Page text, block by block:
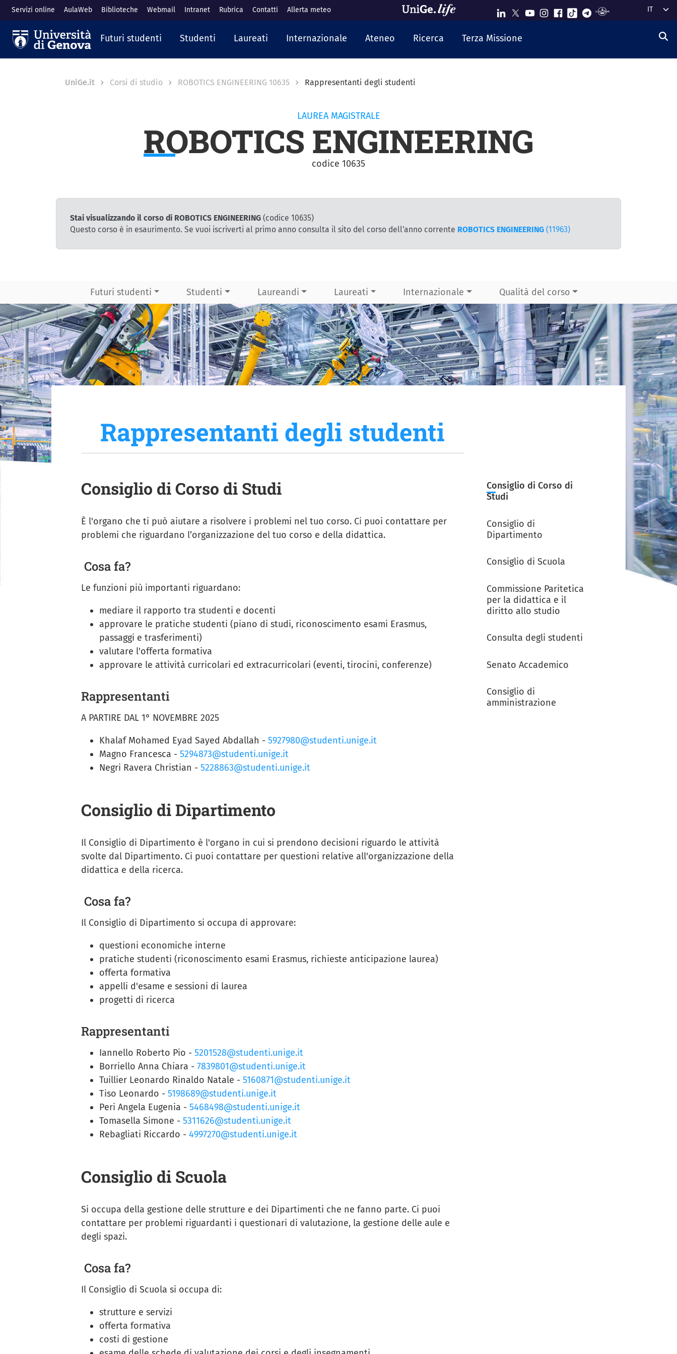
al contenuto principale
Servizi online AulaWeb Biblioteche Webmail Intranet Rubrica Contatti Allerta meteo Select
Navigazione principale
Futuri studenti Studenti Laureati Internazionale Ateneo Ricerca Terza Missione
Breadcrumb
UniGe.it Corsi di studio ROBOTICS ENGINEERING 10635 Rappresentanti degli studenti
LAUREA MAGISTRALE
ROBOTICS ENGINEERING
codice 10635
Stai visualizzando il corso di ROBOTICS ENGINEERING (codice 10635)
Questo corso è in esaurimento. Se vuoi iscriverti al primo anno consulta il sito del corso dell'anno corrente ROBOTICS ENGINEERING (11963)
Futuri studenti Studenti Laureandi Laureati Internazionale Qualità del corso
Rappresentanti degli studenti
Consiglio di Corso di Studi
È l'organo che ti può aiutare a risolvere i problemi nel tuo corso. Ci puoi contattare per
problemi che riguardano l’organizzazione del tuo corso e della didattica.
Cosa fa?
Le funzioni più importanti riguardano:
mediare il rapporto tra studenti e docenti
approvare le pratiche studenti (piano di studi, riconoscimento esami Erasmus,
passaggi e trasferimenti)
valutare l'offerta formativa
approvare le attività curricolari ed extracurricolari (eventi, tirocini, conferenze)
Rappresentanti
A PARTIRE DAL 1° NOVEMBRE 2025
Khalaf Mohamed Eyad Sayed Abdallah - 5927980@studenti.unige.it
Magno Francesca - 5294873@studenti.unige.it
Negri Ravera Christian - 5228863@studenti.unige.it
Consiglio di Dipartimento
Il Consiglio di Dipartimento è l'organo in cui si prendono decisioni riguardo le attività
svolte dal Dipartimento. Ci puoi contattare per questioni relative all'organizzazione della
didattica e della ricerca.
Cosa fa?
Il Consiglio di Dipartimento si occupa di approvare:
questioni economiche interne
pratiche studenti (riconoscimento esami Erasmus, richieste anticipazione laurea)
offerta formativa
appelli d'esame e sessioni di laurea
progetti di ricerca
Rappresentanti
Iannello Roberto Pio - 5201528@studenti.unige.it
Borriello Anna Chiara - 7839801@studenti.unige.it
Tuillier Leonardo Rinaldo Natale - 5160871@studenti.unige.it
Tiso Leonardo - 5198689@studenti.unige.it
Peri Angela Eugenia - 5468498@studenti.unige.it
Tomasella Simone - 5311626@studenti.unige.it
Rebagliati Riccardo - 4997270@studenti.unige.it
Consiglio di Scuola
Si occupa della gestione delle strutture e dei Dipartimenti che ne fanno parte. Ci puoi
contattare per problemi riguardanti i questionari di valutazione, la gestione delle aule e
degli spazi.
Cosa fa?
Il Consiglio di Scuola si occupa di:
strutture e servizi
offerta formativa
costi di gestione
Consiglio di Corso di
Studi
Consiglio di
Dipartimento
Consiglio di Scuola
Commissione Paritetica
per la didattica e il
diritto allo studio
Consulta degli studenti
Senato Accademico
Consiglio di
amministrazione